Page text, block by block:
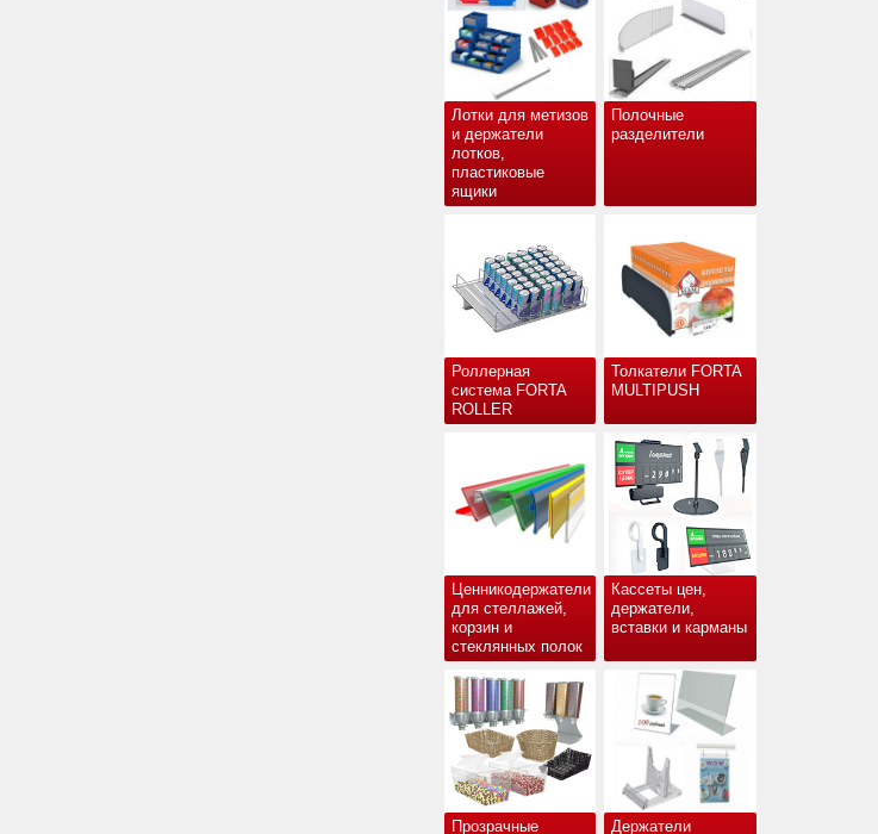
Лотки для метизов
и держатели
лотков,
пластиковые
ящики
Полочные
разделители
Роллерная
система FORTA
ROLLER
Толкатели FORTA
MULTIPUSH
Ценникодержатели
для стеллажей,
корзин и
стеклянных полок
Кассеты цен,
держатели,
вставки и карманы
Прозрачные Держатели